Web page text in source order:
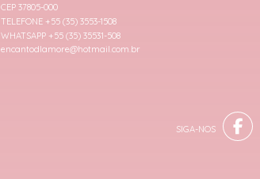
CEP 37805-000
TELEFONE +55 (35) 3553-1508
WHATSAPP +55 (35) 35531-508
encantodlamore@hotmail.com.br